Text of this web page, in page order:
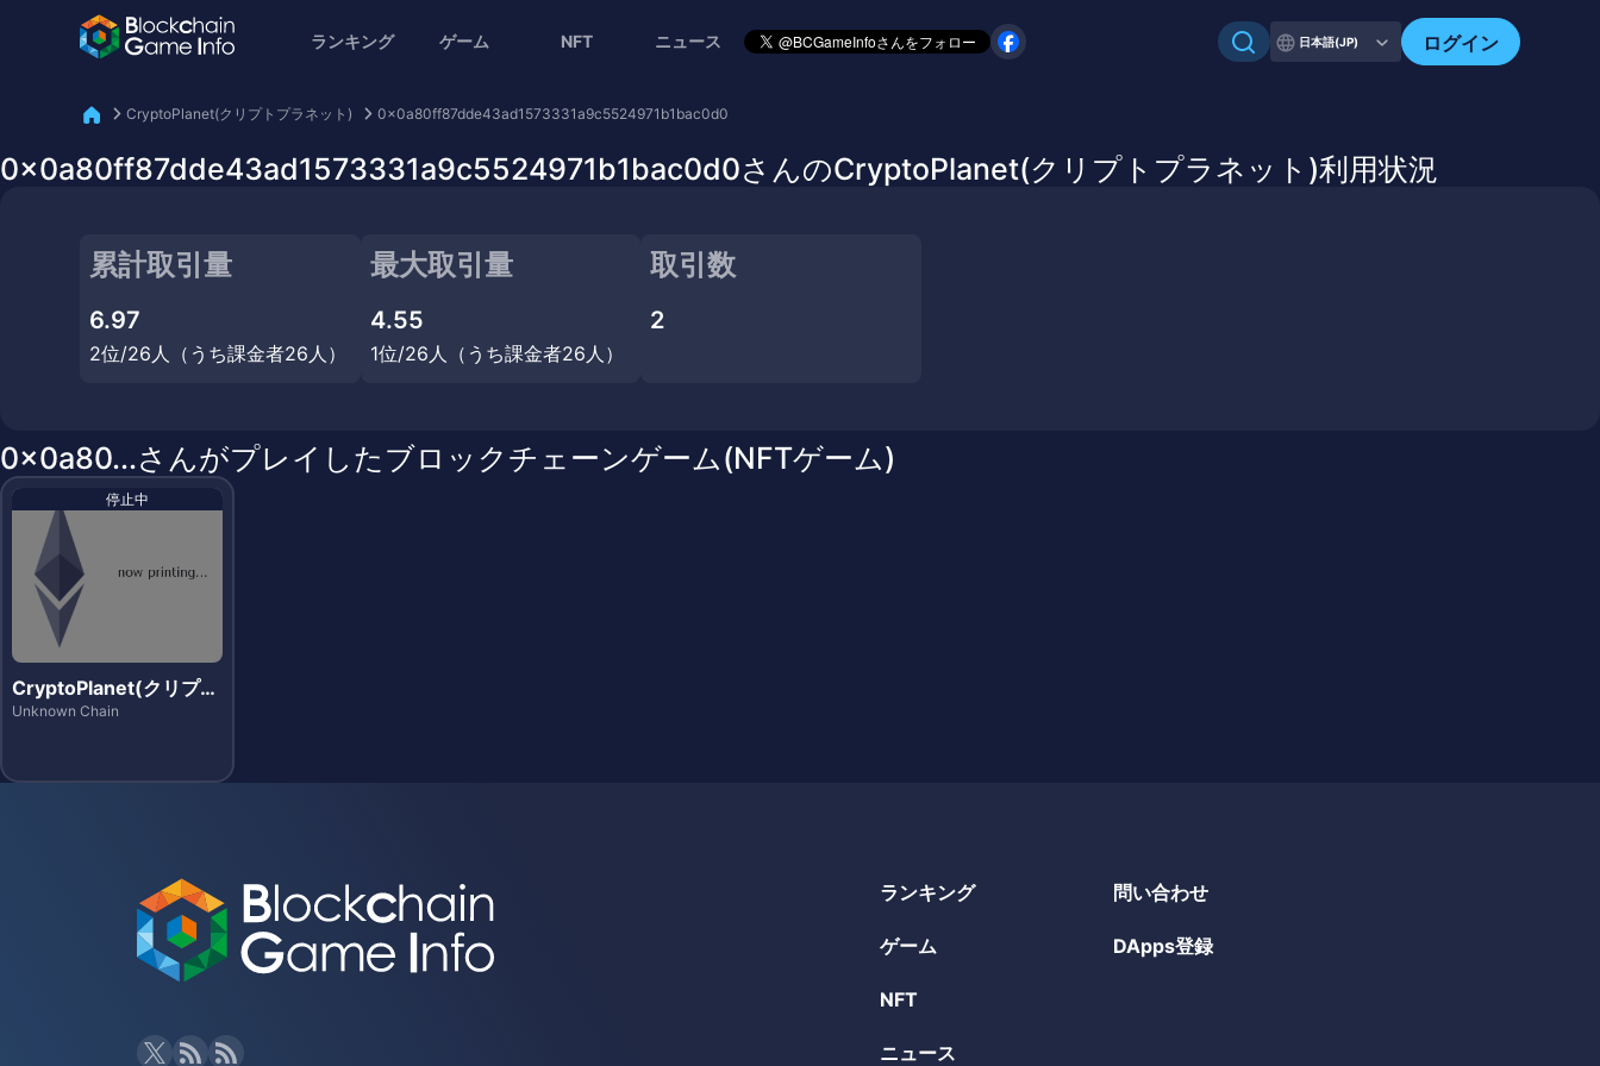
ランキング ゲーム NFT ニュース 日本語(JP) ログイン
自分のアセットを確認
CryptoPlanet(クリプトプラネット) 0x0a80ff87dde43ad1573331a9c5524971b1bac0d0
0x0a80ff87dde43ad1573331a9c5524971b1bac0d0さんのCryptoPlanet(クリプトプラネット)利用状況
累計取引量
6.97
2位/26人（うち課金者26人）
最大取引量
4.55
1位/26人（うち課金者26人）
取引数
2
0x0a80...さんがプレイしたブロックチェーンゲーム(NFTゲーム)
停止中
CryptoPlanet(クリプト
プラネット)
Unknown Chain
ランキング
ゲーム
NFT
ニュース
問い合わせ
DApps登録